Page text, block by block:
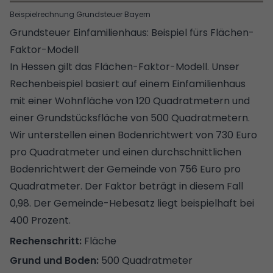
Beispielrechnung Grundsteuer Bayern
Grundsteuer Einfamilienhaus: Beispiel fürs Flächen-
Faktor-Modell
In Hessen gilt das Flächen-Faktor-Modell. Unser
Rechenbeispiel basiert auf einem Einfamilienhaus
mit einer Wohnfläche von 120 Quadratmetern und
einer Grundstücksfläche von 500 Quadratmetern.
Wir unterstellen einen Bodenrichtwert von 730 Euro
pro Quadratmeter und einen durchschnittlichen
Bodenrichtwert der Gemeinde von 756 Euro pro
Quadratmeter. Der Faktor beträgt in diesem Fall
0,98. Der Gemeinde-Hebesatz liegt beispielhaft bei
400 Prozent.
Fläche
500 Quadratmeter